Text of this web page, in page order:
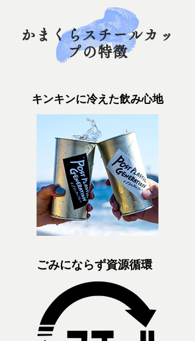
かまくらスチールカッ
プの特徴
キンキンに冷えた飲み心地
ごみにならず資源循環